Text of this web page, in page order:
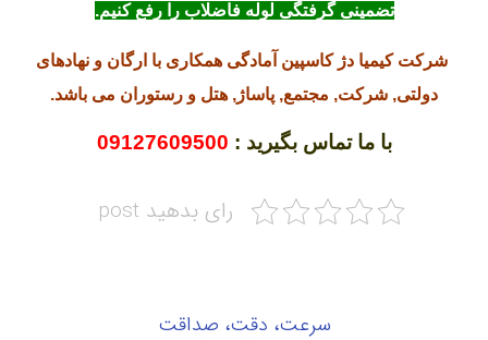
تضمینی گرفتگی لوله فاضلاب را رفع کنیم.
شرکت کیمیا دژ کاسپین آمادگی همکاری با ارگان و نهادهای
دولتی, شرکت, مجتمع, پاساژ, هتل و رستوران می باشد.
با ما تماس بگیرید : 09127609500
رای بدهید post
سرعت، دقت، صداقت